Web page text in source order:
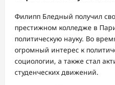
Филипп Бледный получил
престижном колледже в
политическую науку. Во
огромный интерес к
социологии, а также стал
студенческих движений.